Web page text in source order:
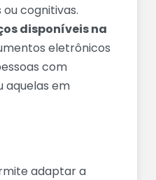
cognitivas.
disponíveis na
eletrônicos
com
aquelas em
adaptar a